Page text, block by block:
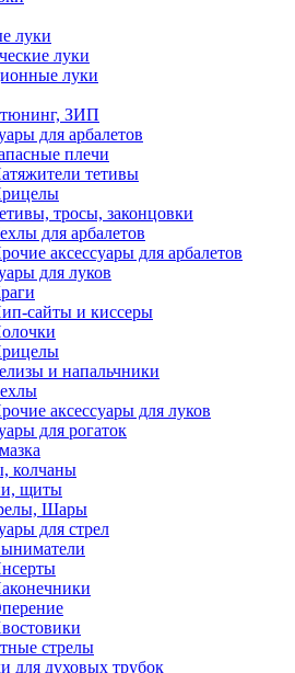
луки
луки
луки
тюнинг, ЗИП
для арбалетов
плечи
тетивы
тросы, законцовки
для арбалетов
аксессуары для арбалетов
для луков
сайты и киссеры
и напальчники
аксессуары для луков
для рогаток
колчаны
щиты
Шары
для стрел
стрелы
для духовых трубок